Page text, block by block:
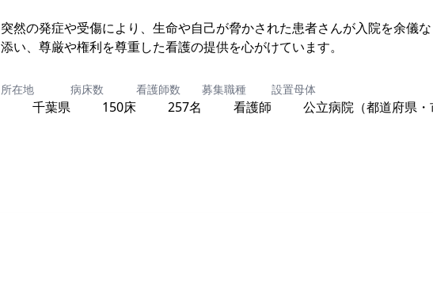
突然の発症や受傷により、生命や自己が脅かされた患者さんが入院を余儀
所在地
千葉県
病床数
150床
看護師数
257名
募集職種
看護師
設置母体
公立病院（都道府県・